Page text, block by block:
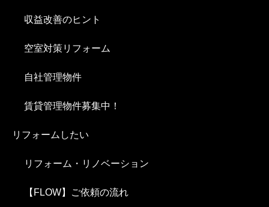
収益改善のヒント
空室対策リフォーム
自社管理物件
賃貸管理物件募集中！
リフォームしたい
リフォーム・リノベーション
【FLOW】ご依頼の流れ